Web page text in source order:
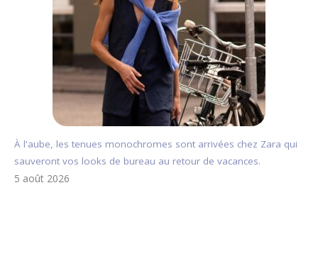
À l'aube, les tenues monochromes sont arrivées chez Zara qui
sauveront vos looks de bureau au retour de vacances.
5 août 2026